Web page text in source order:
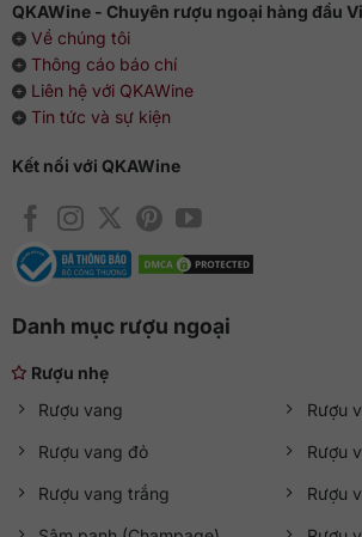
QKAWine - Chuyên rượu ngoại hàng đầu
Về chúng tôi
Thông cáo báo chí
Liên hệ với QKAWine
Tin tức và sự kiện
Kết nối với QKAWine
Danh mục rượu ngoại
Rượu nhẹ
Rượu vang
Rượu vang đỏ
Rượu vang trắng
Rượu
Rượu
Rượu